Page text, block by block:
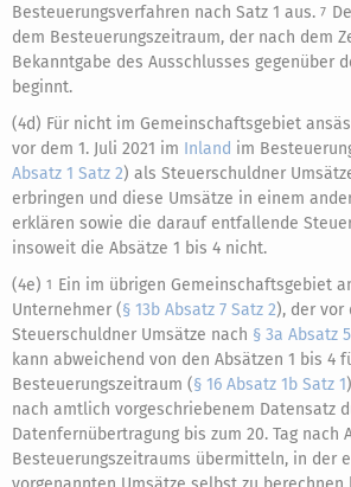
Besteuerungsverfahren nach Satz 1 aus. 7
dem Besteuerungszeitraum, der nach dem
Bekanntgabe des Ausschlusses gegenüber
beginnt.
(4d) Für nicht im Gemeinschaftsgebiet
vor dem 1. Juli 2021 im Inland im
Absatz 1 Satz 2) als Steuerschuldner
erbringen und diese Umsätze in einem
erklären sowie die darauf entfallende
insoweit die Absätze 1 bis 4 nicht.
(4e) 1
Ein im übrigen Gemeinschaftsgebiet
Unternehmer (§ 13b Absatz 7 Satz 2), der vor
Steuerschuldner Umsätze nach § 3a Absatz 5
kann abweichend von den Absätzen 1 bis 4
Besteuerungszeitraum (§ 16 Absatz 1b Satz 1
nach amtlich vorgeschriebenem Datensatz
Datenfernübertragung bis zum 20. Tag nach
Besteuerungszeitraums übermitteln, in der